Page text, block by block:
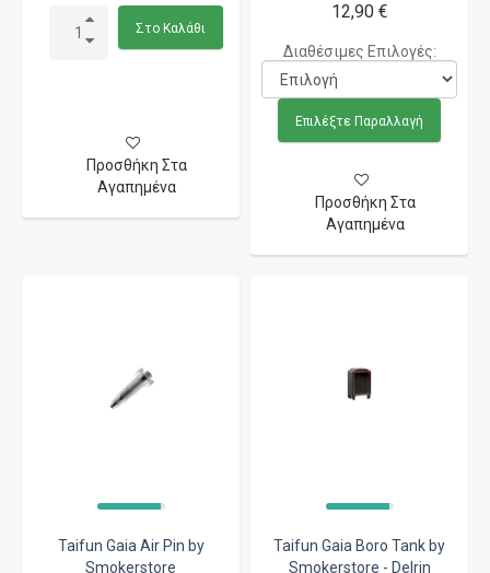
Στο Καλάθι
Προσθήκη Στα
Αγαπημένα
12,90 €
Διαθέσιμες Επιλογές:
Επιλέξτε Παραλλαγή
Προσθήκη Στα
Αγαπημένα
Taifun Gaia Air Pin by
Smokerstore
Taifun Gaia Boro Tank by
Smokerstore - Delrin